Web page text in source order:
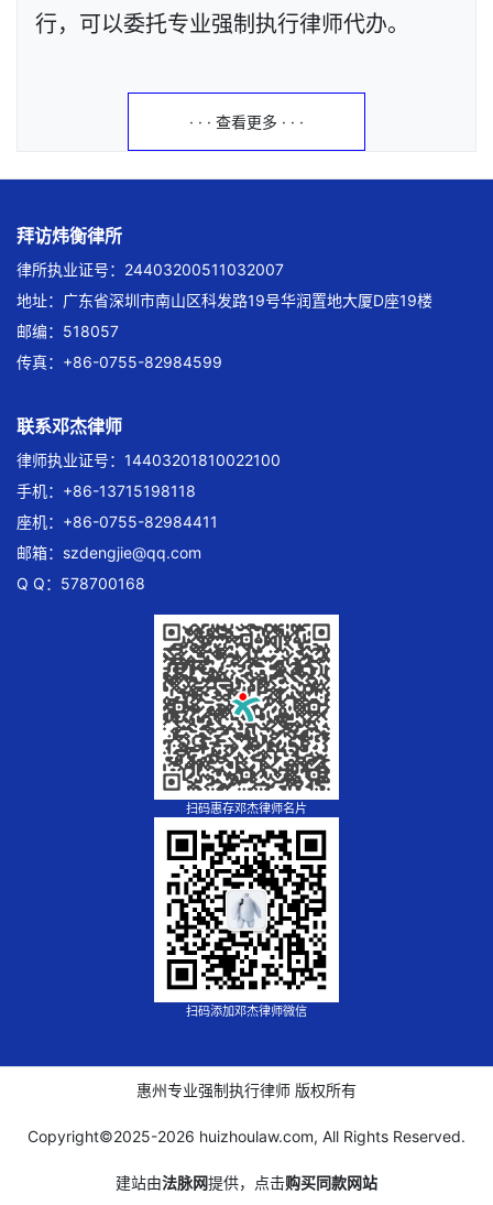
行，可以委托专业强制执行律师代办。
· · · 查看更多 · · ·
拜访炜衡律所
律所执业证号：24403200511032007
地址：广东省深圳市南山区科发路19号华润置地大厦D座19楼
邮编：518057
传真：+86-0755-82984599
联系邓杰律师
律师执业证号：14403201810022100
手机：+86-13715198118
座机：+86-0755-82984411
邮箱： szdengjie@qq.com
Q Q：578700168
扫码惠存邓杰律师名片
扫码添加邓杰律师微信
惠州专业强制执行律师 版权所有
Copyright©2025-2026 huizhoulaw.com, All Rights Reserved.
建站由法脉网提供，点击购买同款网站